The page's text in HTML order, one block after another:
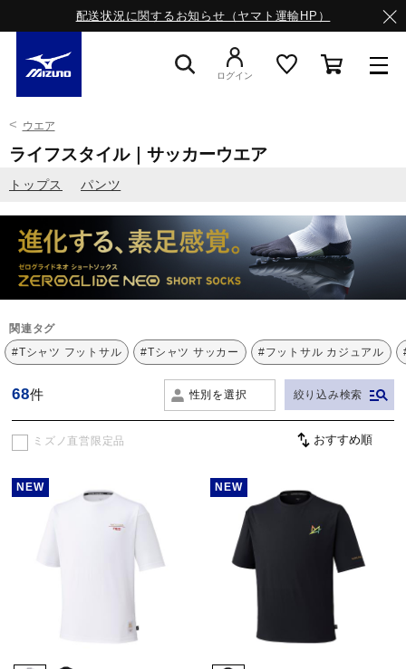
配送状況に関するお知らせ（ヤマト運輸HP）
ライフスタイルウエア
ランニング
ゴルフ
ログイン
ウエア
ライフスタイル｜サッカーウエア
トップス パンツ
関連タグ
#Tシャツ フットサル
#Tシャツ サッカー #フットサル カジュアル
68件 性別を選択 絞り込み検索
ミズノ直営限定品
NEW NEW